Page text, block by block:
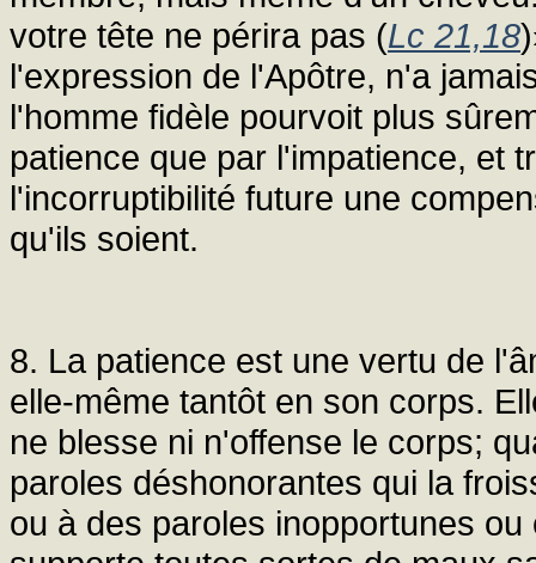
votre tête ne périra pas (Lc 21,18
l'expression de l'Apôtre, n'a
l'homme fidèle pourvoit plus
patience que par l'impatience, et
l'incorruptibilité future une
qu'ils soient.
8. La patience est une vertu de
elle-même tantôt en son corps.
ne blesse ni n'offense le corps;
paroles déshonorantes qui la
ou à des paroles inopportunes